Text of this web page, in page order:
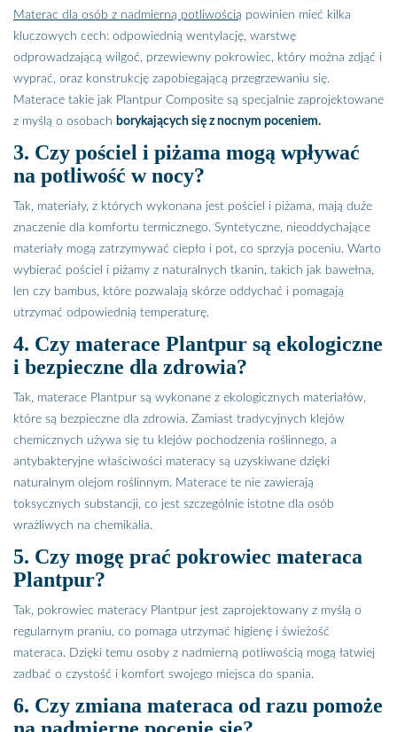
Materac dla osób z nadmierną potliwością powinien mieć kilka
kluczowych cech: odpowiednią wentylację, warstwę
odprowadzającą wilgoć, przewiewny pokrowiec, który można zdjąć i
wyprać, oraz konstrukcję zapobiegającą przegrzewaniu się.
Materace takie jak Plantpur Composite są specjalnie zaprojektowane
z myślą o osobach borykających się z nocnym poceniem.
3. Czy pościel i piżama mogą wpływać
na potliwość w nocy?
Tak, materiały, z których wykonana jest pościel i piżama, mają duże
znaczenie dla komfortu termicznego. Syntetyczne, nieoddychające
materiały mogą zatrzymywać ciepło i pot, co sprzyja poceniu. Warto
wybierać pościel i piżamy z naturalnych tkanin, takich jak bawełna,
len czy bambus, które pozwalają skórze oddychać i pomagają
utrzymać odpowiednią temperaturę.
4. Czy materace Plantpur są ekologiczne
i bezpieczne dla zdrowia?
Tak, materace Plantpur są wykonane z ekologicznych materiałów,
które są bezpieczne dla zdrowia. Zamiast tradycyjnych klejów
chemicznych używa się tu klejów pochodzenia roślinnego, a
antybakteryjne właściwości materacy są uzyskiwane dzięki
naturalnym olejom roślinnym. Materace te nie zawierają
toksycznych substancji, co jest szczególnie istotne dla osób
wrażliwych na chemikalia.
5. Czy mogę prać pokrowiec materaca
Plantpur?
Tak, pokrowiec materacy Plantpur jest zaprojektowany z myślą o
regularnym praniu, co pomaga utrzymać higienę i świeżość
materaca. Dzięki temu osoby z nadmierną potliwością mogą łatwiej
zadbać o czystość i komfort swojego miejsca do spania.
6. Czy zmiana materaca od razu pomoże